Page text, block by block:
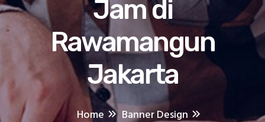
Jam di
Rawamangun
Jakarta
Home
Banner Design